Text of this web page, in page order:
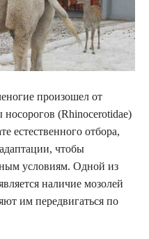
произошел от
(Rhinocerotidae)
естественного отбора,
чтобы
условиям. Одной из
наличие мозолей
им передвигаться по